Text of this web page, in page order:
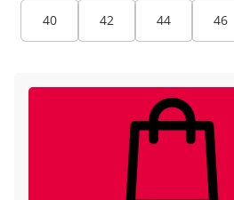
40 42 44 46